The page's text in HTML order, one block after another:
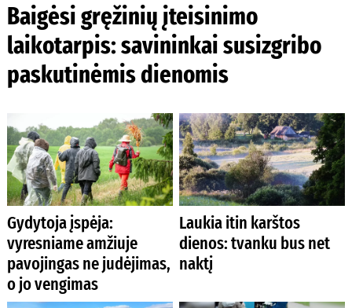
Baigėsi gręžinių įteisinimo
laikotarpis: savininkai susizgribo
paskutinėmis dienomis
Gydytoja įspėja:
vyresniame amžiuje
pavojingas ne judėjimas,
o jo vengimas
Laukia itin karštos
dienos: tvanku bus net
naktį